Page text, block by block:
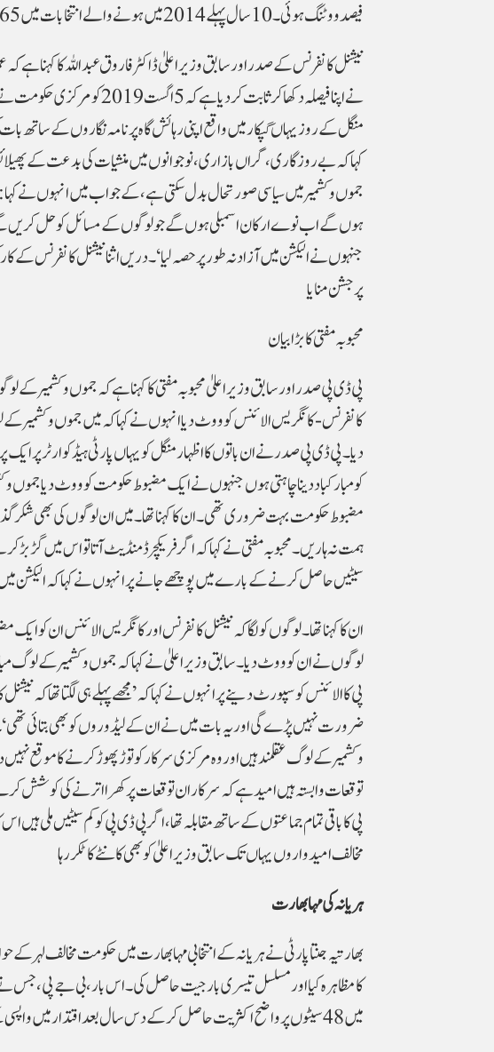
فیصد ووٹنگ ہوئی۔ 10 سال پہلے 2014 میں ہونے والے انتخابات میں 65 فیصد ووٹنگ ہوئی تھی۔ اس بار 1.12 فیصد کم ووٹنگ ہوئی۔
نیشنل کانفرنس کے صدر اور سابق وزیر اعلیٰ ڈاکٹر فاروق عبداللہ کا کہنا ہے
نے اپنا فیصلہ دکھا کر ثابت
منگل کے روز یہاں گپکار میں واقع اپنی رہائش گاہ پر نامہ نگاروں کے
کہا کہ بے روز گاری، گراں بازاری، نوجوانوں میں منشیات کی بدعت کے
جموں وکشمیر میں سیاسی صورتحال بدل سکتی ہے، کے جواب میں انہوں نے
ہوں گے اب نوے ارکان اسمبلی ہوں گے جو لوگوں کے مسائل کو حل کریں
جنہوں نے الیکشن میں آزادنہ طور پر حصہ لیا‘۔ دریں اثنا نیشنل کانفرنس کے
پر جشن منایا
محبوبہ مفتی کا بڑا بیان
پی ڈی پی صدر اور سابق وزیر اعلیٰ محبوبہ مفتی کا کہنا ہے کہ جموں وکشمیر
کانفرنس- کانگریس الائنس کو ووٹ دیا انہوں نے کہاکہ میں جموں
دیا۔پی ڈی پی صدر نے ان باتوں کا اظہار منگل کو یہاں پارٹی ہیڈ کوارٹر
کو مبارکباد دینا چاہتی ہوں جنہوں نے ایک مضبوط حکومت کو ووٹ دیا
مضبوط حکومت بہت ضروری تھی۔ ان کا کہنا تھا۔میں ان لوگوں کی بھی
ہمت نہ ہاریں ۔محبوبہ مفتی نے کہاکہ اگر فریکچرڈ منڈیٹ آتا تو اس میں گڑ
سیٹیں حاصل کرنے کے بارے میں پوچھے جانے پر انہوں نے کہاکہ الیکشن
ان کا کہنا تھا۔لوگوں کو لگا کہ نیشنل کانفرنس اور کانگریس الائنس ان کو
لوگوں نے ان کو ووٹ دیا۔ سابق وزیر اعلیٰ نے کہا کہ جموں وکشمیر کے لوگ
پی کا الائنس کو سپورٹ دینے پر انہوں نے کہاکہ’مجھے پہلے ہی لگتا تھا کہ
ضرورت نہیں پڑے گی اور یہ بات میں نے ان کے لیڈوروں کو بھی بتائی
وکشمیر کے لوگ عقلمند ہیں اور وہ مرکزی سرکار کو توڑ پھوڑ کرنے کا موقع
توقعات وابستہ ہیں امید ہے کہ سرکار ان توقعات پر کھرا اترنے کی کوشش
پی کا باقی تمام جماعتوں کے ساتھ مقابلہ تھا، اگر پی ڈی پی کو کم سیٹیں
مخالف امید واروں یہاں تک سابق وزیر اعلیٰ کو بھی کانٹے کا ٹکر رہا
ہریانہ کی مہابھارت
بھارتیہ جنتا پارٹی نے ہریانہ کے انتخابی مہابھارت میں حکومت مخالف لہر
میں 48 سیٹوں پر واضح اکثریت حاصل کرکے دس سال بعد اقتدار میں واپسی کے اہم اپوزیشن کانگریس کے منصوبوں کو خاک میں ملا دیا۔